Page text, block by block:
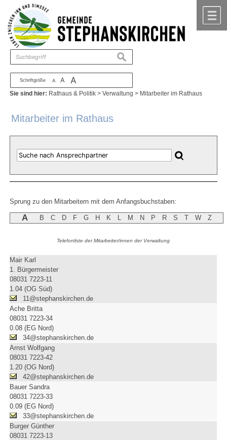
Zum Inhalt ,zur Navigation
Schriftgröße A A A
suchen
Sie sind hier: Rathaus & Politik >Verwaltung > Mitarbeiter im Rathaus
Mitarbeiter im Rathaus
Sprung zu den Mitarbeitern mit dem Anfangsbuchstaben:
A B C D F G H K L M N P R S T W Z
Telefonliste der Mitarbeiter/innen der Verwaltung
Mair Karl
1. Bürgermeister
08031 7223-11
1.04 (OG Süd)
11@stephanskirchen.de
Ache Britta
08031 7223-34
0.08 (EG Nord)
34@stephanskirchen.de
Arnst Wolfgang
08031 7223-42
1.20 (OG Nord)
42@stephanskirchen.de
Bauer Sandra
08031 7223-33
0.09 (EG Nord)
33@stephanskirchen.de
Burger Günther
08031 7223-13